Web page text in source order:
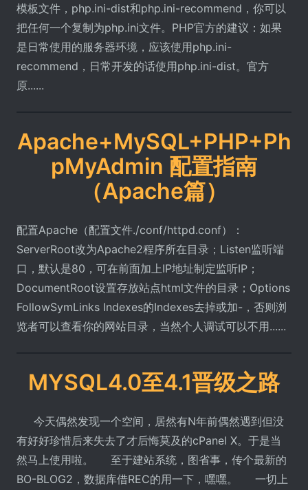
模板文件，php.ini-dist和php.ini-recommend，你可以
把任何一个复制为php.ini文件。PHP官方的建议：如果
是日常使用的服务器环境，应该使用php.ini-
recommend，日常开发的话使用php.ini-dist。官方
原......
Apache+MySQL+PHP+Ph
pMyAdmin 配置指南
（Apache篇）
配置Apache（配置文件./conf/httpd.conf）：
ServerRoot改为Apache2程序所在目录；Listen监听端
口，默认是80，可在前面加上IP地址制定监听IP；
DocumentRoot设置存放站点html文件的目录；Options
FollowSymLinks Indexes的Indexes去掉或加-，否则浏
览者可以查看你的网站目录，当然个人调试可以不用......
MYSQL4.0至4.1晋级之路
今天偶然发现一个空间，居然有N年前偶然遇到但没
有好好珍惜后来失去了才后悔莫及的cPanel X。于是当
然马上使用啦。 至于建站系统，图省事，传个最新的
BO-BLOG2，数据库借REC的用一下，嘿嘿。 一切上